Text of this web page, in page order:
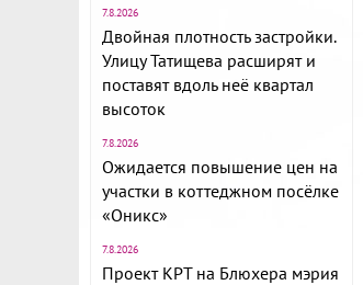
7.8.2026
Двойная плотность застройки.
Улицу Татищева расширят и
поставят вдоль неё квартал
высоток
7.8.2026
Ожидается повышение цен на
участки в коттеджном посёлке
«Оникс»
7.8.2026
Проект КРТ на Блюхера мэрия